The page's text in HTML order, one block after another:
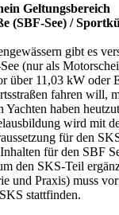
Geltungsbereich
(SBF-See) /
gibt es
(nur als
über 11,03 kW oder
fahren will,
Yachten haben
wird mit
für den
für den SBF
den SKS-Teil
und Praxis) muss
stattfinden.